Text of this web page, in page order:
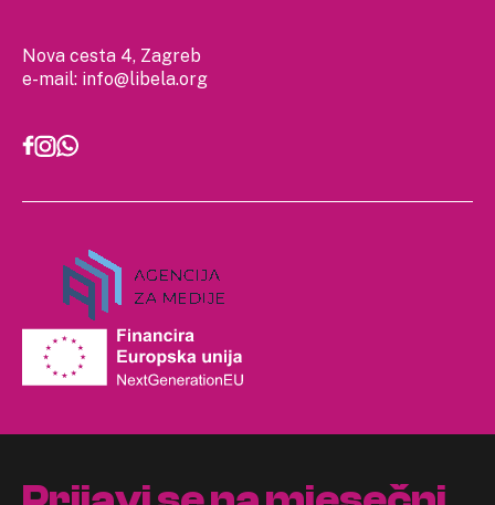
Nova cesta 4, Zagreb
e-mail: info@libela.org